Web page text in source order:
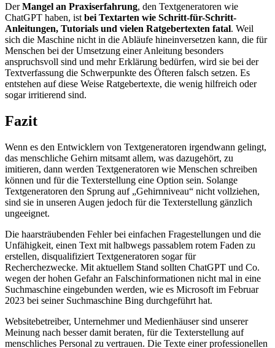
DerMangel an Praxiserfahrung, den Textgeneratoren wie
ChatGPT haben, ist bei Textarten wie Schritt-für-Schritt-
Anleitungen, Tutorials und vielen Ratgebertexten fatal. Weil
sich die Maschine nicht in die Abläufe hineinversetzen kann, die für
Menschen bei der Umsetzung einer Anleitung besonders
anspruchsvoll sind und mehr Erklärung bedürfen, wird sie bei der
Textverfassung die Schwerpunkte des Öfteren falsch setzen. Es
entstehen auf diese Weise Ratgebertexte, die wenig hilfreich oder
sogar irritierend sind.
Fazit
Wenn es den Entwicklern von Textgeneratoren irgendwann gelingt,
das menschliche Gehirn mitsamt allem, was dazugehört, zu
imitieren, dann werden Textgeneratoren wie Menschen schreiben
können und für die Texterstellung eine Option sein. Solange
Textgeneratoren den Sprung auf „Gehirnniveau“ nicht vollziehen,
sind sie in unseren Augen jedoch für die Texterstellung gänzlich
ungeeignet.
Die haarsträubenden Fehler bei einfachen Fragestellungen und die
Unfähigkeit, einen Text mit halbwegs passablem rotem Faden zu
erstellen, disqualifiziert Textgeneratoren sogar für
Recherchezwecke. Mit aktuellem Stand sollten ChatGPT und Co.
wegen der hohen Gefahr an Falschinformationen nicht mal in eine
Suchmaschine eingebunden werden, wie es Microsoft im Februar
2023 bei seiner Suchmaschine Bing durchgeführt hat.
Websitebetreiber, Unternehmer und Medienhäuser sind unserer
Meinung nach besser damit beraten, für die Texterstellung auf
menschliches Personal zu vertrauen. Die Texte einer professionellen